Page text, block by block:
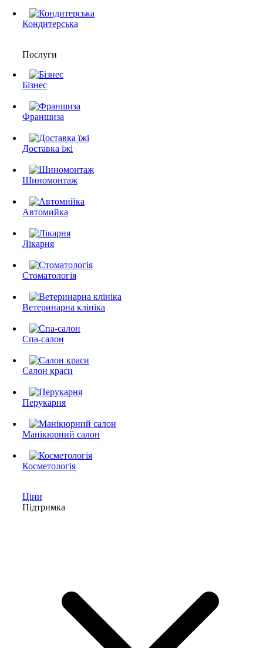
Кондитерська
Послуги
Бізнес
Франшиза
Доставка їжі
Шиномонтаж
Автомийка
Лікарня
Стоматологія
Ветеринарна клініка
Спа-салон
Салон краси
Перукарня
Манікюрний салон
Косметологія
Ціни
Підтримка